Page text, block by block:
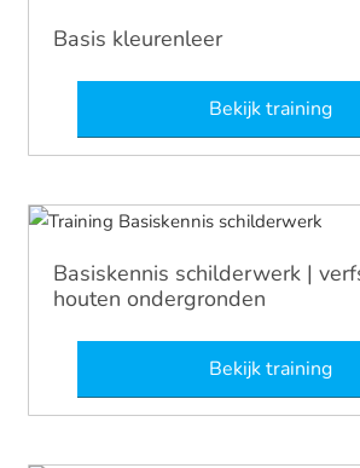
Basis kleurenleer
Bekijk training
Basiskennis schilderwerk |
houten ondergronden
Bekijk training